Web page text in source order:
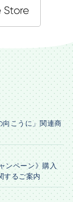
こうに」関連商
ンペーン》購入
するご案内